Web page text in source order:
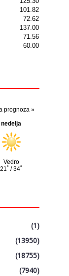
(1)
(13950)
(18755)
(7940)